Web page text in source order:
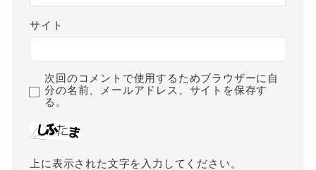
サイト
次回のコメントで使用するためブラウザーに自
分の名前、メールアドレス、サイトを保存す
る。
上に表示された文字を入力してください。